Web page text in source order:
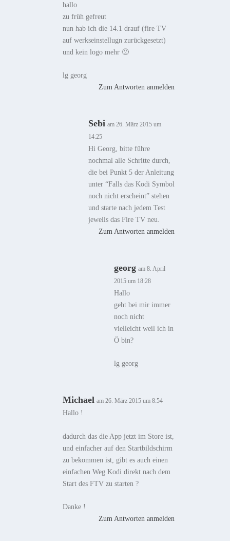
hallo
zu früh gefreut
nun hab ich die 14.1 drauf (fire TV
auf werkseinstellugn zurückgesetzt)
und kein logo mehr 🙁
lg georg
Zum Antworten anmelden
Sebi am 26. März 2015 um
14:25
Hi Georg, bitte führe
nochmal alle Schritte durch,
die bei Punkt 5 der Anleitung
unter “Falls das Kodi Symbol
noch nicht erscheint” stehen
und starte nach jedem Test
jeweils das Fire TV neu.
Zum Antworten anmelden
georg am 8. April
2015 um 18:28
Hallo
geht bei mir immer
noch nicht
vielleicht weil ich in
Ö bin?
lg georg
Michael am 26. März 2015 um 8:54
Hallo !
dadurch das die App jetzt im Store ist,
und einfacher auf den Startbildschirm
zu bekommen ist, gibt es auch einen
einfachen Weg Kodi direkt nach dem
Start des FTV zu starten ?
Danke !
Zum Antworten anmelden